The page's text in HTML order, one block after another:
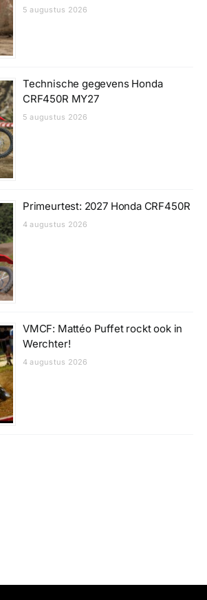
5 augustus 2026
Technische gegevens Honda
CRF450R MY27
5 augustus 2026
Primeurtest: 2027 Honda CRF450R
4 augustus 2026
VMCF: Mattéo Puffet rockt ook in
Werchter!
4 augustus 2026